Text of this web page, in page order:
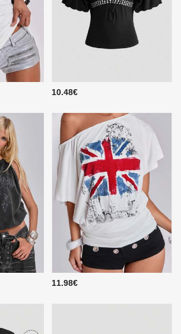
10.48€
11.98€